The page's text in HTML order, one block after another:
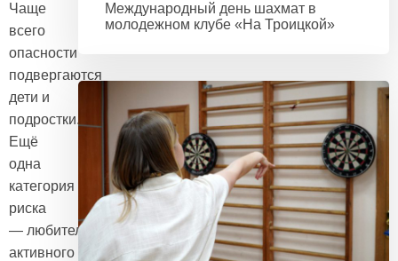
Чаще
всего
опасности
подвергаются
дети и
подростки.
Ещё
одна
категория
риска
— любители
активного
Международный день шахмат в
молодежном клубе «На Троицкой»